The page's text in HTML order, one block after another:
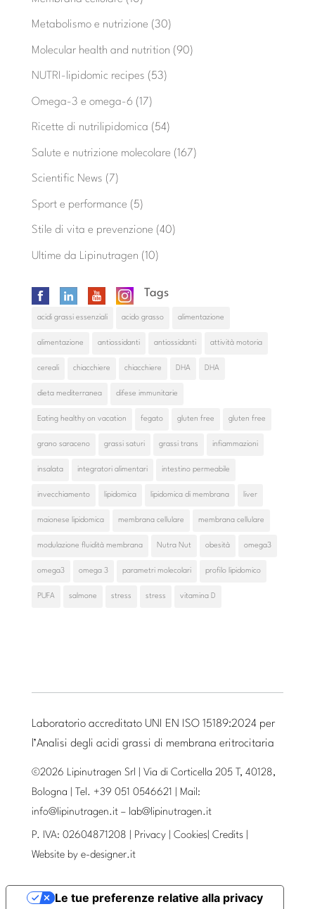
Metabolismo e nutrizione (30)
Molecular health and nutrition (90)
NUTRI-lipidomic recipes (53)
Omega-3 e omega-6(17)
Ricette di nutrilipidomica (54)
Salute e nutrizione molecolare (167)
Scientific News (7)
Sport e performance (5)
Stile di vita e prevenzione (40)
Ultime da Lipinutragen (10)
Tags
acidi grassi essenziali acido grasso alimentazione
alimentazione antiossidanti antiossidanti attività motoria
cereali chiacchiere chiacchiere DHA DHA
dieta mediterranea difese immunitarie
Eating healthy on vacation fegato gluten free gluten free
grano saraceno grassi saturi grassi trans infiammazioni
insalata integratori alimentari intestino permeabile
invecchiamento lipidomica lipidomica di membrana liver
maionese lipidomica membrana cellulare membrana cellulare
modulazione fluidità membrana Nutra Nut obesità omega3
omega3 omega 3 parametri molecolari profilo lipidomico
PUFA salmone stress stress vitamina D
Laboratorio accreditato UNI EN ISO 15189:2024 per
l’Analisi degli acidi grassi di membrana eritrocitaria
©2026 Lipinutragen Srl | Via di Corticella 205 T, 40128,
Bologna | Tel. +39 051 0546621 | Mail:
info@lipinutragen.it– lab@lipinutragen.it
P. IVA: 02604871208 | Privacy| Cookies| Credits|
Website by e-designer.it
Le tue preferenze relative alla privacy